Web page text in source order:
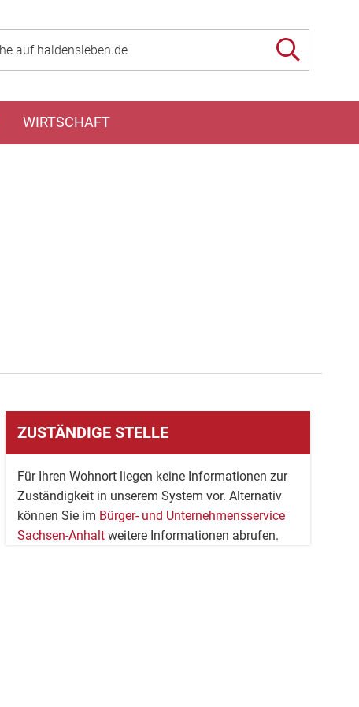
WIRTSCHAFT
ZUSTÄNDIGE STELLE
Für Ihren Wohnort liegen keine Informationen zur
Zuständigkeit in unserem System vor. Alternativ
können Sie im Bürger- und Unternehmensservice
Sachsen-Anhalt weitere Informationen abrufen.